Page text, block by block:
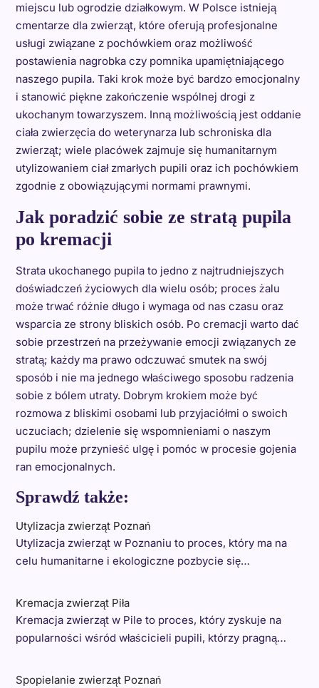
miejscu lub ogrodzie działkowym. W Polsce istnieją
cmentarze dla zwierząt, które oferują profesjonalne
usługi związane z pochówkiem oraz możliwość
postawienia nagrobka czy pomnika upamiętniającego
naszego pupila. Taki krok może być bardzo emocjonalny
i stanowić piękne zakończenie wspólnej drogi z
ukochanym towarzyszem. Inną możliwością jest oddanie
ciała zwierzęcia do weterynarza lub schroniska dla
zwierząt; wiele placówek zajmuje się humanitarnym
utylizowaniem ciał zmarłych pupili oraz ich pochówkiem
zgodnie z obowiązującymi normami prawnymi.
Jak poradzić sobie ze stratą pupila
po kremacji
Strata ukochanego pupila to jedno z najtrudniejszych
doświadczeń życiowych dla wielu osób; proces żalu
może trwać różnie długo i wymaga od nas czasu oraz
wsparcia ze strony bliskich osób. Po cremacji warto dać
sobie przestrzeń na przeżywanie emocji związanych ze
stratą; każdy ma prawo odczuwać smutek na swój
sposób i nie ma jednego właściwego sposobu radzenia
sobie z bólem utraty. Dobrym krokiem może być
rozmowa z bliskimi osobami lub przyjaciółmi o swoich
uczuciach; dzielenie się wspomnieniami o naszym
pupilu może przynieść ulgę i pomóc w procesie gojenia
ran emocjonalnych.
Sprawdź także:
Utylizacja zwierząt Poznań
Utylizacja zwierząt w Poznaniu to proces, który ma na
celu humanitarne i ekologiczne pozbycie się…
Kremacja zwierząt Piła
Kremacja zwierząt w Pile to proces, który zyskuje na
popularności wśród właścicieli pupili, którzy pragną…
Spopielanie zwierząt Poznań